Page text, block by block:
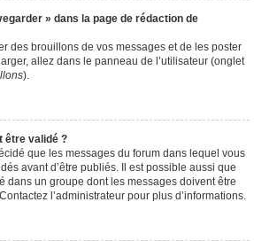
» dans la page de rédaction de
des brouillons de vos messages et de les poster
allez dans le panneau de l’utilisateur (onglet
).
être validé ?
que les messages du forum dans lequel vous
avant d’être publiés. Il est possible aussi que
dans un groupe dont les messages doivent être
l’administrateur pour plus d’informations.